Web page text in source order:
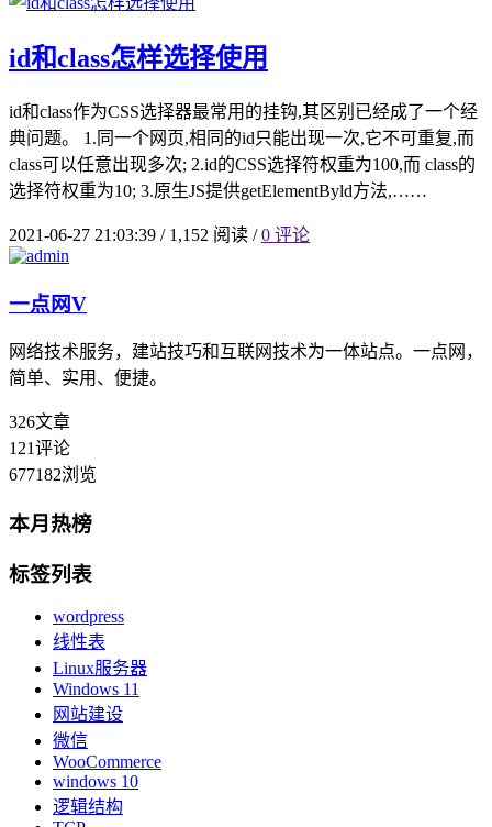
id和class怎样选择使用
id和class作为CSS选择器最常用的挂钩,其区别已经成了一个经
典问题。 1.同一个网页,相同的id只能出现一次,它不可重复,而
class可以任意出现多次; 2.id的CSS选择符权重为100,而 class的
选择符权重为10; 3.原生JS提供getElementByld方法,……
2021-06-27 21:03:39 /1,152 阅读 / 0 评论
一点网V
网络技术服务，建站技巧和互联网技术为一体站点。一点网，
简单、实用、便捷。
326文章
121评论
677182浏览
本月热榜
标签列表
wordpress
线性表
Linux服务器
Windows 11
网站建设
微信
WooCommerce
windows 10
逻辑结构